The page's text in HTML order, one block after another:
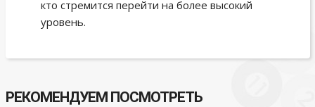
кто стремится перейти на более высокий
уровень.
РЕКОМЕНДУЕМ ПОСМОТРЕТЬ